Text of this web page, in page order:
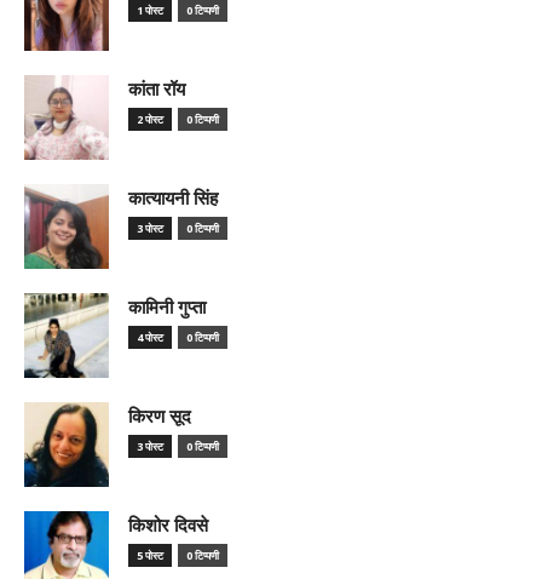
1 पोस्ट 0 टिप्पणी
कांता रॉय
2 पोस्ट 0 टिप्पणी
कात्यायनी सिंह
3 पोस्ट 0 टिप्पणी
कामिनी गुप्ता
4 पोस्ट 0 टिप्पणी
किरण सूद
3 पोस्ट 0 टिप्पणी
किशोर दिवसे
5 पोस्ट 0 टिप्पणी